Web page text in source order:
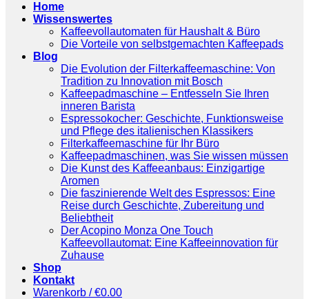
Home
Wissenswertes
Kaffeevollautomaten für Haushalt & Büro
Die Vorteile von selbstgemachten Kaffeepads
Blog
Die Evolution der Filterkaffeemaschine: Von
Tradition zu Innovation mit Bosch
Kaffeepadmaschine – Entfesseln Sie Ihren
inneren Barista
Espressokocher: Geschichte, Funktionsweise
und Pflege des italienischen Klassikers
Filterkaffeemaschine für Ihr Büro
Kaffeepadmaschinen, was Sie wissen müssen
Die Kunst des Kaffeeanbaus: Einzigartige
Aromen
Die faszinierende Welt des Espressos: Eine
Reise durch Geschichte, Zubereitung und
Beliebtheit
Der Acopino Monza One Touch
Kaffeevollautomat: Eine Kaffeeinnovation für
Zuhause
Shop
Kontakt
Warenkorb /€0.00